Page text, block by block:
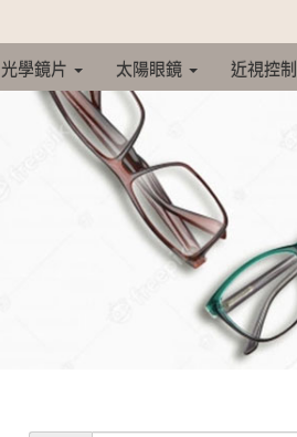
光學鏡片 太陽眼鏡 近視控制